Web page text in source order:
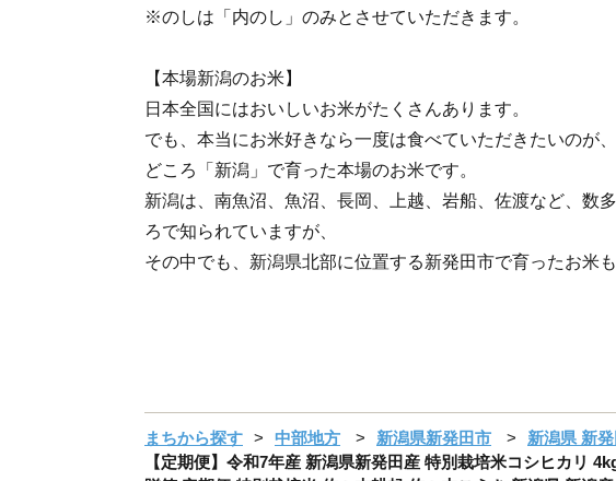
※のしは「内のし」のみとさせていただきます。
【本場新潟のお米】
日本全国にはおいしいお米がたくさんあります。
でも、本当にお米好きなら一度は食べていただきたいのが
どころ「新潟」で育った本場のお米です。
新潟は、南魚沼、魚沼、長岡、上越、岩船、佐渡など、数
ろで知られていますが、
その中でも、新潟県北部に位置する新発田市で育ったお米も
まちから探す 中部地方 新潟県新発田市
新潟県 新
【定期便】令和7年産 新潟県新発田産 特別栽培米コシヒカリ